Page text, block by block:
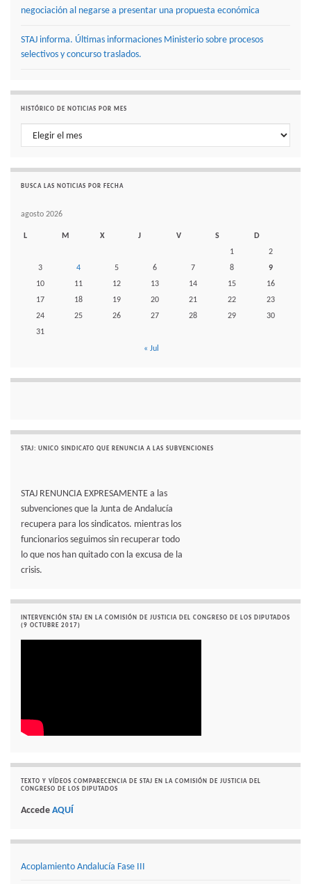
negociación al negarse a presentar una propuesta económica
STAJ informa. Últimas informaciones Ministerio sobre procesos
selectivos y concurso traslados.
HISTÓRICO DE NOTICIAS POR MES
Histórico de noticias por mes
BUSCA LAS NOTICIAS POR FECHA
agosto 2026
L M X J V S
D
1
2
3
4 5 6 7 8
9
10
11 12 13 14 15
16
17
18 19 20 21 22
23
24
25 26 27 28 29
30
31
« Jul
STAJ: UNICO SINDICATO QUE RENUNCIA A LAS SUBVENCIONES
STAJ RENUNCIA EXPRESAMENTE a las
subvenciones que la Junta de Andalucía
recupera para los sindicatos. mientras los
funcionarios seguimos sin recuperar todo
lo que nos han quitado con la excusa de la
crisis.
INTERVENCIÓN STAJ EN LA COMISIÓN DE JUSTICIA DEL CONGRESO DE LOS DIPUTADOS
(9 OCTUBRE 2017)
TEXTO Y VÍDEOS COMPARECENCIA DE STAJ EN LA COMISIÓN DE JUSTICIA DEL
CONGRESO DE LOS DIPUTADOS
Accede AQUÍ
Acoplamiento Andalucía Fase III